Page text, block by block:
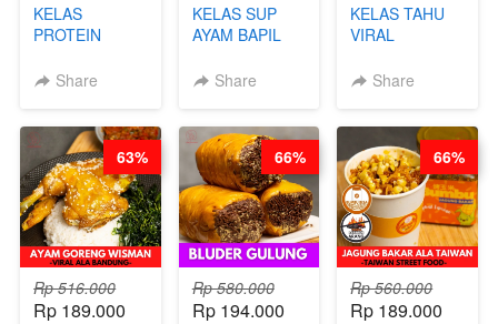
KELAS
PROTEIN
CHIPS -
RENDAH
KALORI
GLUTEN FREE
BY CHEF DITA
Share
KELAS SUP
AYAM BAPIL
SOP KALDU
CHEF
STEPHANIE
Share
KELAS TAHU
VIRAL
ALA PRI*NG*N
Share
Rp 516.000
Rp 189.000
63%
Rp 580.000
Rp 194.000
66%
Rp 560.000
Rp 189.000
66%